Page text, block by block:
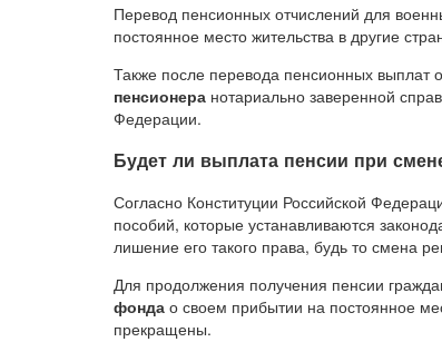
Перевод пенсионных отчислений для
постоянное место жительства в другие
Также после перевода пенсионных выплат
пенсионера нотариально заверенной
Федерации.
Будет ли выплата пенсии при
Согласно Конституции Российской
пособий, которые устанавливаются
лишение его такого права, будь то смена
Для продолжения получения пенсии
фонда о своем прибытии на постоянное
прекращены.